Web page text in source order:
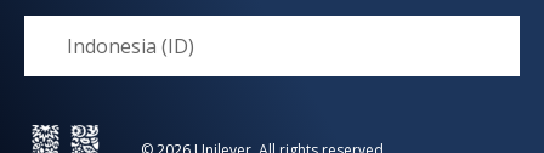
Indonesia (ID)